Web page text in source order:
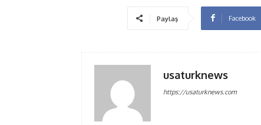
Paylaş Facebook
usaturknews
https://usaturknews.com